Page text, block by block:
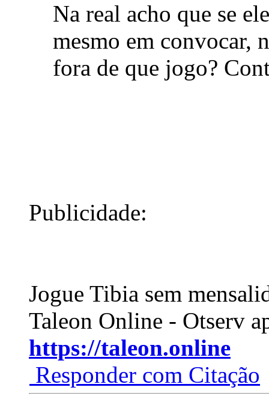
Na real acho que se
mesmo em convocar,
fora de que jogo?
Publicidade:
Jogue Tibia sem
Taleon Online - Otserv
https://taleon.online
Responder com Citação